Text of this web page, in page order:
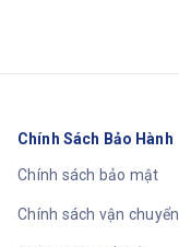
Chính Sách Bảo Hành
Chính sách bảo mật
Chính sách vận chuyển